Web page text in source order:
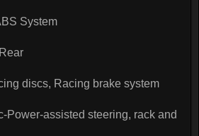
System
discs, Racing brake system
Power-assisted steering, rack and